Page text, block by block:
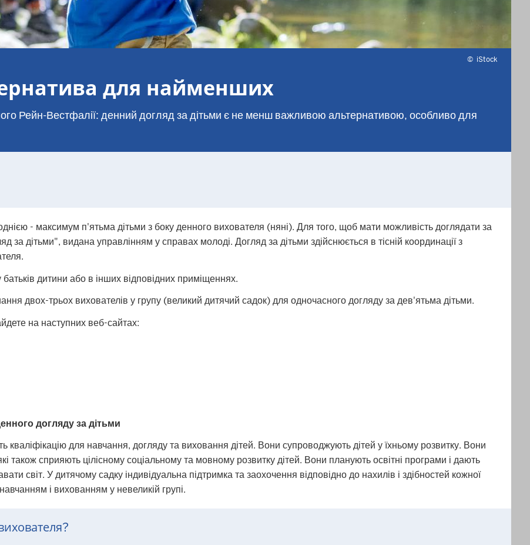
© iStock
для найменших
Рейн-Вестфалії: денний догляд за дітьми є не менш важливою альтернативою, особливо для
- максимум п'ятьма дітьми з боку денного вихователя (няні). Для того, щоб мати можливість доглядати за
за дітьми", видана управлінням у справах молоді. Догляд за дітьми здійснюється в тісній координації з
дитини або в інших відповідних приміщеннях.
двох-трьох вихователів у групу (великий дитячий садок) для одночасного догляду за дев'ятьма дітьми.
на наступних веб-сайтах:
догляду за дітьми
кваліфікацію для навчання, догляду та виховання дітей. Вони супроводжують дітей у їхньому розвитку. Вони
також сприяють цілісному соціальному та мовному розвитку дітей. Вони планують освітні програми і дають
світ. У дитячому садку індивідуальна підтримка та заохочення відповідно до нахилів і здібностей кожної
і вихованням у невеликій групі.